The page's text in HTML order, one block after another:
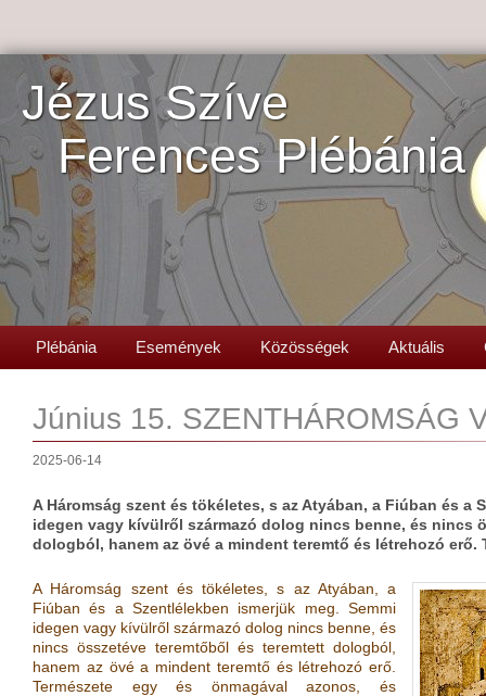
Jézus Szíve
Ferences Plébánia
Plébánia Események Közösségek Aktuális
Június 15. SZENTHÁROMSÁG
2025-06-14
A Háromság szent és tökéletes, s az Atyában, a Fiúban és a
idegen vagy kívülről származó dolog nincs benne, és nincs
dologból, hanem az övé a mindent teremtő és létrehozó erő.
A Háromság szent és tökéletes, s az Atyában, a
Fiúban és a Szentlélekben ismerjük meg. Semmi
idegen vagy kívülről származó dolog nincs benne, és
nincs összetéve teremtőből és teremtett dologból,
hanem az övé a mindent teremtő és létrehozó erő.
Természete egy és önmagával azonos, és